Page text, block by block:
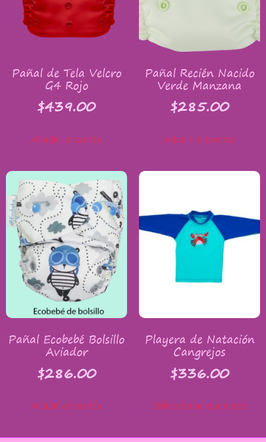
Pañal de Tela Velcro
G4 Rojo
$439.00
Añadir al carrito
Pañal Recién Nacido
Verde Manzana
$285.00
Añadir al carrito
Pañal Ecobebé Bolsillo
Aviador
$286.00
Añadir al carrito
Playera de Natación
Cangrejos
$336.00
Seleccionar opciones